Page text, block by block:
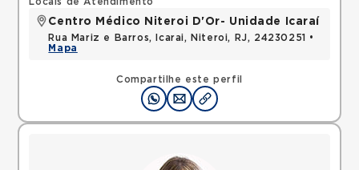
Compartilhe este perfil
Centro Médico Niteroi D'Or- Unidade Icaraí
Rua Mariz e Barros, Icarai, Niteroi, RJ, 24230251 •
Mapa